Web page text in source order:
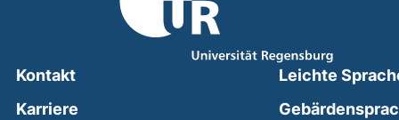
Kontakt
Karriere
Leichte